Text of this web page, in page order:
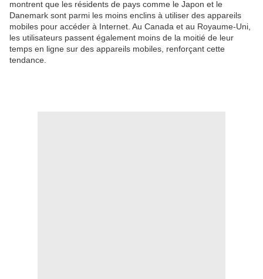
montrent que les résidents de pays comme le Japon et le
Danemark sont parmi les moins enclins à utiliser des appareils
mobiles pour accéder à Internet. Au Canada et au Royaume-Uni,
les utilisateurs passent également moins de la moitié de leur
temps en ligne sur des appareils mobiles, renforçant cette
tendance.